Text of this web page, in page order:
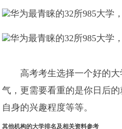
高考考生选择一个好的
气，更需要看重的是你日后
自身的兴趣程度等等。
其他机构的大学排名及相关资料参考